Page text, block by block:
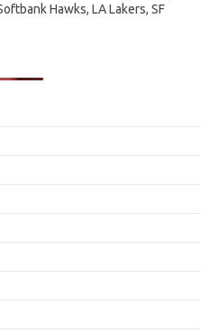
Hawks, LA Lakers, SF